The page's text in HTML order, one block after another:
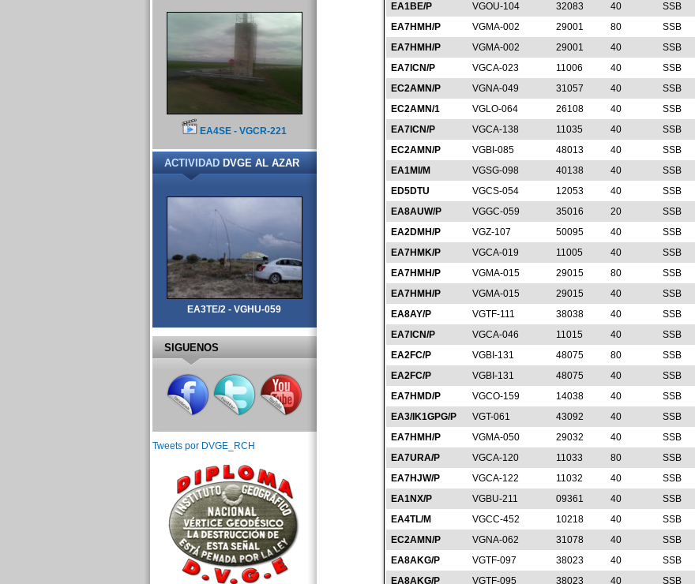
EA1BE/P
VGOU-104 32083 40 SSB
EA7HMH/P
VGMA-002 29001 80 SSB
EA7HMH/P
VGMA-002 29001 40 SSB
EA7ICN/P
VGCA-023 11006 40 SSB
EC2AMN/P
VGNA-049 31057 40 SSB
EC2AMN/1
VGLO-064 26108 40 SSB
EA7ICN/P
VGCA-138 11035 40 SSB
EC2AMN/P
VGBI-085 48013 40 SSB
EA1MI/M
VGSG-098 40138 40 SSB
ED5DTU
VGCS-054 12053 40 SSB
EA8AUW/P
VGGC-059 35016 20 SSB
EA2DMH/P
VGZ-107 50095 40 SSB
EA7HMK/P
VGCA-019 11005 40 SSB
EA7HMH/P
VGMA-015 29015 80 SSB
EA7HMH/P
VGMA-015 29015 40 SSB
EA8AY/P
VGTF-111 38038 40 SSB
EA7ICN/P
VGCA-046 11015 40 SSB
EA2FC/P
VGBI-131 48075 80 SSB
EA2FC/P
VGBI-131 48075 40 SSB
EA7HMD/P
VGCO-159 14038 40 SSB
EA3/IK1GPG/P
VGT-061 43092 40 SSB
EA7HMH/P
VGMA-050 29032 40 SSB
EA7URA/P
VGCA-120 11033 80 SSB
EA7HJW/P
VGCA-122 11032 40 SSB
EA1NX/P
VGBU-211 09361 40 SSB
EA4TL/M
VGCC-452 10218 40 SSB
EC2AMN/P
VGNA-062 31078 40 SSB
EA8AKG/P
VGTF-097 38023 40 SSB
EA8AKG/P
VGTF-095 38023 40 SSB
EA4SE - VGCR-221
ACTIVIDADDVGE AL AZAR
EA3TE/2 - VGHU-059
SIGUENOS
Tweets por DVGE_RCH